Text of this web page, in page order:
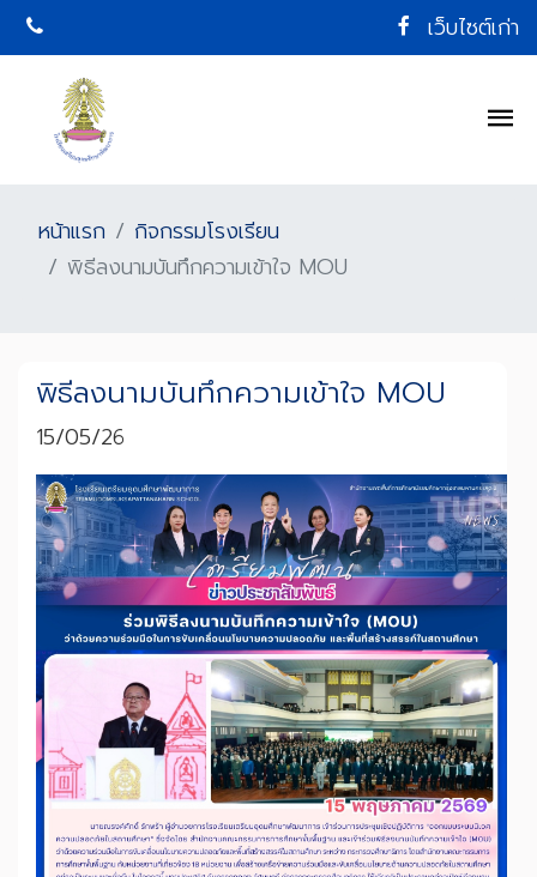
เว็บไซต์เก่า
หน้าแรก
กิจกรรมโรงเรียน
พิธีลงนามบันทึกความเข้าใจ MOU
พิธีลงนามบันทึกความเข้าใจ MOU
15/05/26